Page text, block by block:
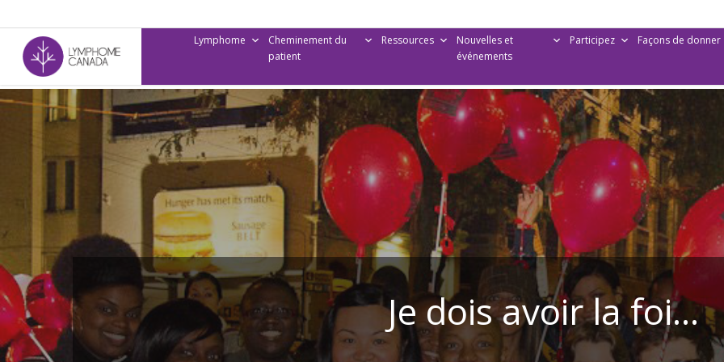
to
main
content
Lymphome
Cheminement du
patient
Ressources
Nouvelles et
événements
Participez Façons de donner
Je dois avoir la foi…